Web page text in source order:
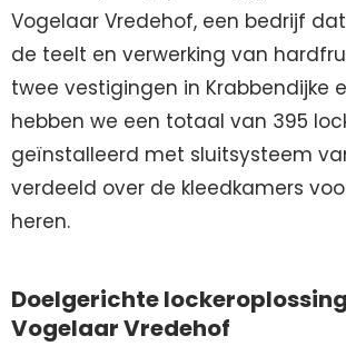
Vogelaar Vredehof, een bedrijf
de teelt en verwerking van
twee vestigingen in Krabbendijke
hebben we een totaal van 395
geïnstalleerd met sluitsysteem
verdeeld over de kleedkamers
heren.
Doelgerichte
Vogelaar Vredehof